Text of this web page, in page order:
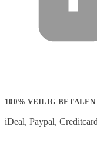
100% VEILIG BETALEN
iDeal, Paypal,